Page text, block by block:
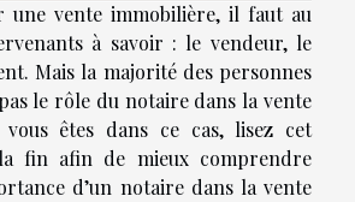
une vente immobilière, il faut au
à savoir : le vendeur, le
Mais la majorité des personnes
le rôle du notaire dans la vente
êtes dans ce cas, lisez cet
fin afin de mieux comprendre
d’un notaire dans la vente